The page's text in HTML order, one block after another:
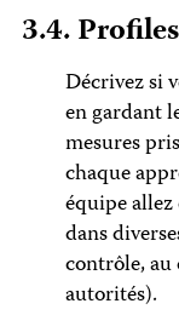
3.4. Profiles
Décrivez si
en gardant
mesures
chaque
équipe
dans
contrôle, au
autorités).